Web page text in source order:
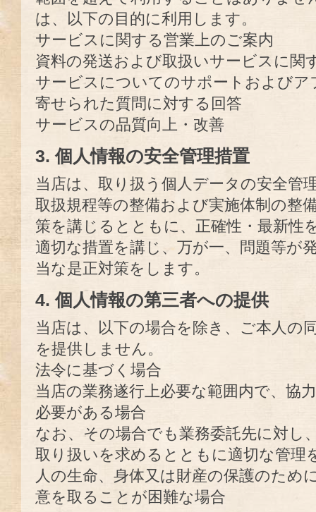
は、以下の目的に利用します。
サービスに関する営業上のご案内
資料の発送および取扱いサービスに関
サービスについてのサポートおよびア
寄せられた質問に対する回答
サービスの品質向上・改善
3. 個人情報の安全管理措置
当店は、取り扱う個人データの安全管
取扱規程等の整備および実施体制の整
策を講じるとともに、正確性・最新性
適切な措置を講じ、万が一、問題等が
当な是正対策をします。
4. 個人情報の第三者への提供
当店は、以下の場合を除き、ご本人の
を提供しません。
法令に基づく場合
当店の業務遂行上必要な範囲内で、協
必要がある場合
なお、その場合でも業務委託先に対し
取り扱いを求めるとともに適切な管理
人の生命、身体又は財産の保護のため
意を取ることが困難な場合